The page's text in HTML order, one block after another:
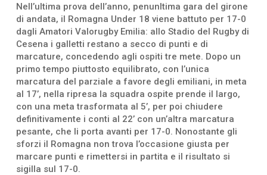
Nell’ultima prova dell’anno, penunltima gara del girone
di andata, il Romagna Under 18 viene battuto per 17-0
dagli Amatori Valorugby Emilia: allo Stadio del Rugby di
Cesena i galletti restano a secco di punti e di
marcature, concedendo agli ospiti tre mete. Dopo un
primo tempo piuttosto equilibrato, con l’unica
marcatura del parziale a favore degli emiliani, in meta
al 17’, nella ripresa la squadra ospite prende il largo,
con una meta trasformata al 5’, per poi chiudere
definitivamente i conti al 22’ con un’altra marcatura
pesante, che li porta avanti per 17-0. Nonostante gli
sforzi il Romagna non trova l’occasione giusta per
marcare punti e rimettersi in partita e il risultato si
sigilla sul 17-0.